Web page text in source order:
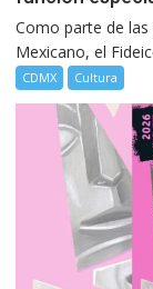
Como parte de
Mexicano, el
CDMX Cultura